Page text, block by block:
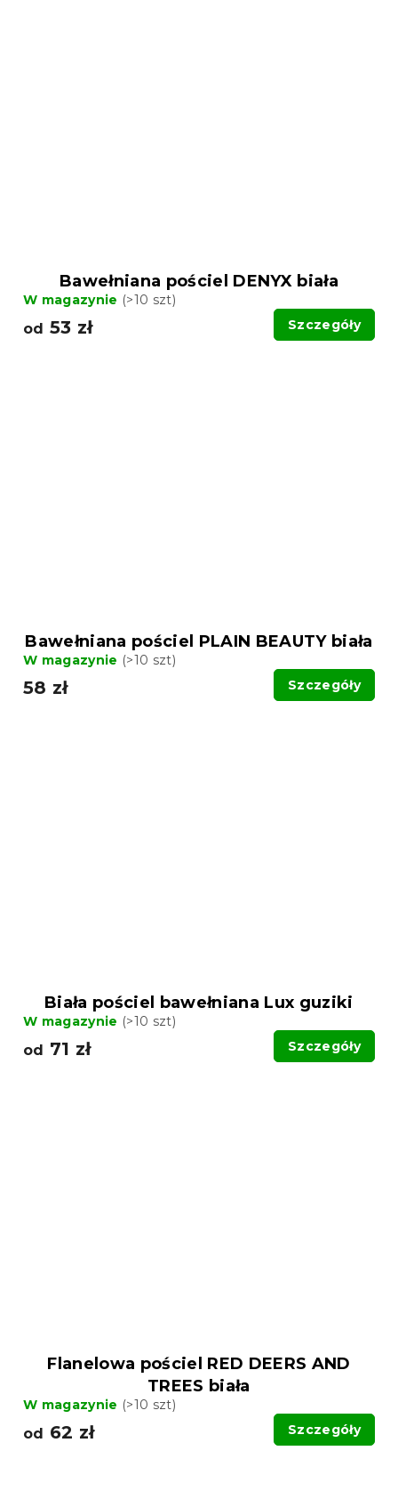
Bawełniana pościel DENYX biała
W magazynie (>10 szt)
od 53 zł Szczegóły
Bawełniana pościel PLAIN BEAUTY biała
W magazynie (>10 szt)
58 zł Szczegóły
Biała pościel bawełniana Lux guziki
W magazynie (>10 szt)
od 71 zł Szczegóły
Flanelowa pościel RED DEERS AND
TREES biała
W magazynie (>10 szt)
od 62 zł Szczegóły